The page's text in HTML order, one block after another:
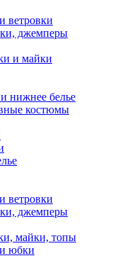
ветровки
джемперы
и майки
нижнее белье
костюмы
ветровки
джемперы
майки, топы
юбки